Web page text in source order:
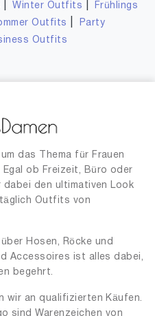
|Winter Outfits
Frühlings
Outfits
Party
Outfits
das Thema für Frauen
Egal ob Freizeit, Büro oder
den ultimativen Look
Outfits von
Hosen, Röcke und
Accessoires ist alles dabei,
begehrt.
wir an qualifizierten Käufen.
sind Warenzeichen von